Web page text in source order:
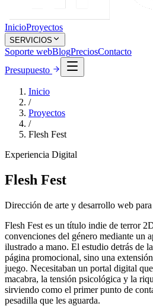
InicioProyectos
SERVICIOS
Soporte webBlogPreciosContacto
Presupuesto
Inicio
/
Proyectos
/
Flesh Fest
Experiencia Digital
Flesh Fest
Dirección de arte y desarrollo web
Flesh Fest es un título indie de terror
convenciones del género mediante un
ilustrado a mano. El estudio detrás de
página promocional, sino una
juego. Necesitaban un portal digital
macabra, la tensión psicológica y la
sirviendo como el primer punto de
pesadilla que les aguarda.